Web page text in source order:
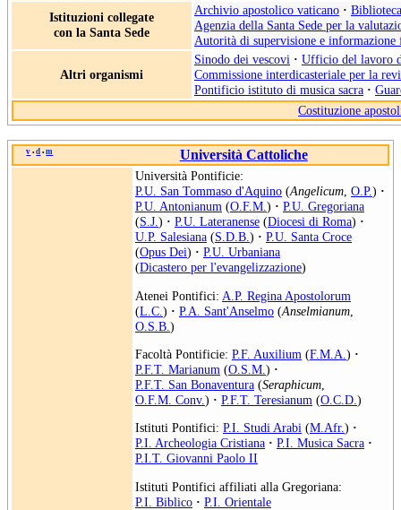
Istituzioni collegate
con la Santa Sede
Archivio apostolico vaticano ·
Agenzia della Santa Sede per la
Autorità di supervisione e informazione
Altri organismi
Sinodo dei vescovi · Ufficio del lavoro
Commissione interdicasteriale per la
Pontificio istituto di musica sacra ·
Costituzione
v • d • m Università Cattoliche
Università Pontificie:
P.U. San Tommaso d'Aquino (Angelicum O.P.) ·
P.U. Antonianum (O.F.M. ) · P.U. Gregoriana
(S.J. ) · P.U. Lateranense (Diocesi di Roma) ·
U.P. Salesiana (S.D.B. ) · P.U. Santa Croce
(Opus Dei) · P.U. Urbaniana
(Dicastero per l'evangelizzazione)
Atenei Pontifici: A.P. Regina Apostolorum
(L.C. ) · P.A. Sant'Anselmo (Anselmianum
O.S.B. )
Facoltà Pontificie: P.F. Auxilium (F.M.A. ) ·
P.F.T. Marianum (O.S.M. ) ·
P.F.T. San Bonaventura (Seraphicum
O.F.M. Conv.) · P.F.T. Teresianum (O.C.D. )
Istituti Pontifici: P.I. Studi Arabi (M.Afr.) ·
P.I. Archeologia Cristiana · P.I. Musica Sacra ·
P.I.T. Giovanni Paolo II
Istituti Pontifici affiliati alla Gregoriana:
P.I. Biblico · P.I. Orientale